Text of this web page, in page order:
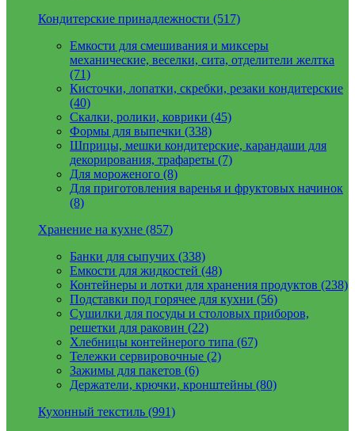
Кондитерские принадлежности (517)
Емкости для смешивания и миксеры
механические, веселки, сита, отделители желтка
(71)
Кисточки, лопатки, скребки, резаки кондитерские
(40)
Скалки, ролики, коврики (45)
Формы для выпечки (338)
Шприцы, мешки кондитерские, карандаши для
декорирования, трафареты (7)
Для мороженого (8)
Для приготовления варенья и фруктовых начинок
(8)
Хранение на кухне (857)
Банки для сыпучих (338)
Емкости для жидкостей (48)
Контейнеры и лотки для хранения продуктов (238)
Подставки под горячее для кухни (56)
Сушилки для посуды и столовых приборов,
решетки для раковин (22)
Хлебницы контейнерого типа (67)
Тележки сервировочные (2)
Зажимы для пакетов (6)
Держатели, крючки, кронштейны (80)
Кухонный текстиль (991)